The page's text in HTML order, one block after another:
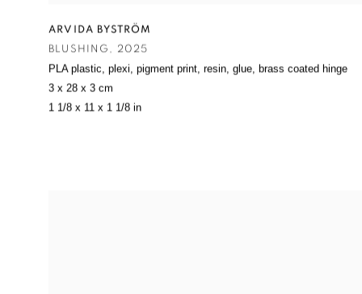
ARVIDA BYSTRÖM
BLUSHING , 2025
PLA plastic, plexi, pigment print, resin, glue, brass coated hinge
3 x 28 x 3 cm
1 1/8 x 11 x 1 1/8 in